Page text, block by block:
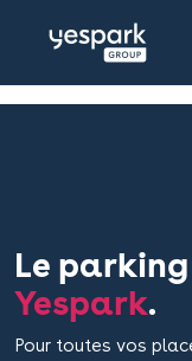
Le parking
Yespark.
Pour toutes vos